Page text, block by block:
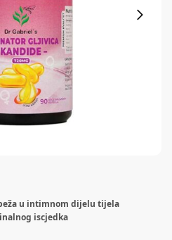
u intimnom dijelu tijela
iscjedka